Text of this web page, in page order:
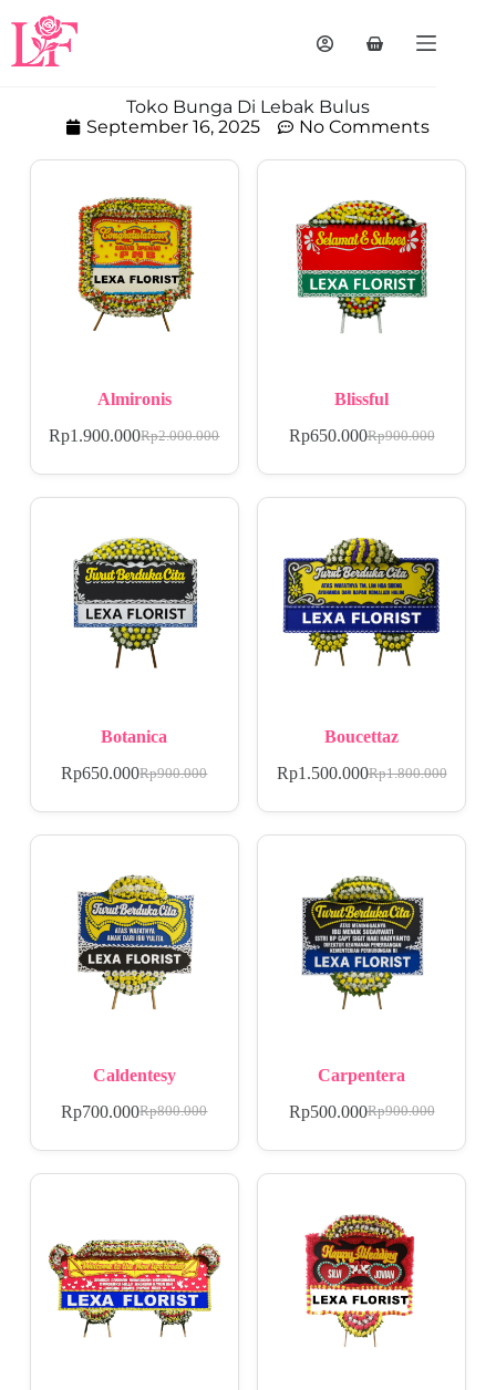
Toko Bunga Di Lebak Bulus
September 16, 2025
No Comments
Almironis
Rp2.000.000
Rp1.900.000
Blissful
Rp900.000
Rp650.000
Botanica
Rp900.000
Rp650.000
Boucettaz
Rp1.800.000
Rp1.500.000
Caldentesy
Rp800.000
Rp700.000
Carpentera
Rp900.000
Rp500.000